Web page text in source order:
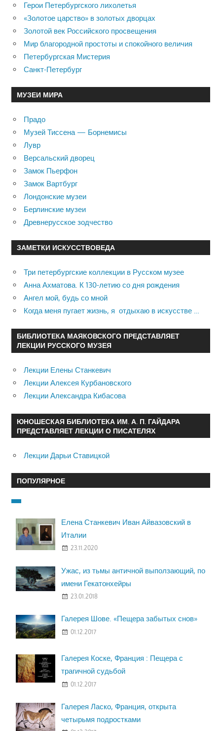
Герои Петербургского лихолетья
«Золотое царство» в золотых дворцах
Золотой век Российского просвещения
Мир благородной простоты и спокойного величия
Петербургская Мистерия
Санкт-Петербург
МУЗЕИ МИРА
Прадо
Музей Тиссена — Борнемисы
Лувр
Версальский дворец
Замок Пьерфон
Замок Вартбург
Лондонские музеи
Берлинские музеи
Древнерусское зодчество
ЗАМЕТКИ ИСКУССТВОВЕДА
Три петербургские коллекции в Русском музее
Анна Ахматова. К 130-летию со дня рождения
Ангел мой, будь со мной
Когда меня пугает жизнь, я отдыхаю в искусстве …
БИБЛИОТЕКА МАЯКОВСКОГО ПРЕДСТАВЛЯЕТ
ЛЕКЦИИ РУССКОГО МУЗЕЯ
Лекции Елены Станкевич
Лекции Алексея Курбановского
Лекции Александра Кибасова
ЮНОШЕСКАЯ БИБЛИОТЕКА ИМ. А. П. ГАЙДАРА
ПРЕДСТАВЛЯЕТ ЛЕКЦИИ О ПИСАТЕЛЯХ
Лекции Дарьи Ставицкой
ПОПУЛЯРНОЕ
Елена Станкевич Иван Айвазовский в
Италии
23.11.2020
Ужас, из тьмы античной выползающий, по
имени Гекатонхейры
23.01.2018
Галерея Шове. «Пещера забытых снов»
01.12.2017
Галерея Коске, Франция : Пещера с
трагичной судьбой
01.12.2017
Галерея Ласко, Франция, открыта
четырьмя подростками